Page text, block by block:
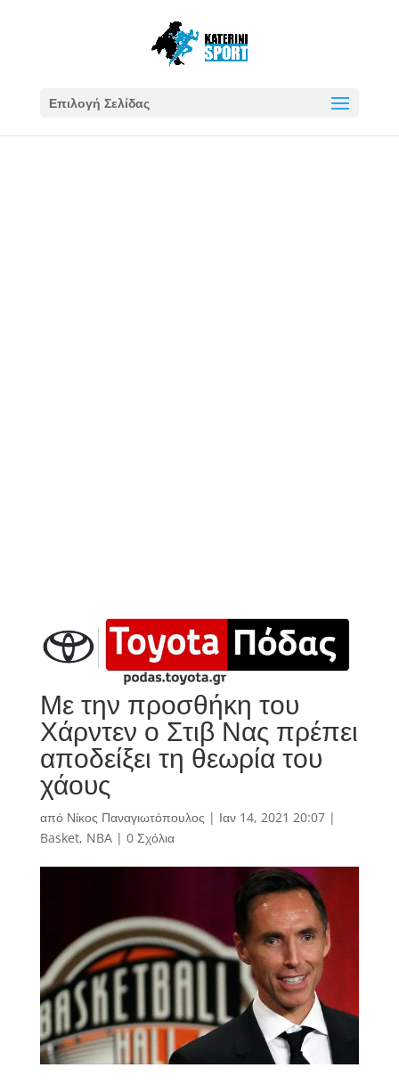
Επιλογή Σελίδας
Με την προσθήκη του
Χάρντεν ο Στιβ Νας πρέπει
αποδείξει τη θεωρία του
χάους
από Νίκος Παναγιωτόπουλος | Ιαν 14, 2021 20:07|
Basket, NBA| 0 Σχόλια